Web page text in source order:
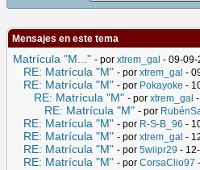
Mensajes en este tema
Matrícula "M..." - por xtrem_gal - 09-09-
RE: Matrícula "M" - por xtrem_gal -
RE: Matrícula "M" - por Pokayoke -
RE: Matrícula "M" - por xtrem_gal
RE: Matrícula "M" - por
RE: Matrícula "M" - por R-S-B_96 -
RE: Matrícula "M" - por xtrem_gal -
RE: Matrícula "M" - por 5wiipr29 -
RE: Matrícula "M" - por CorsaClio97